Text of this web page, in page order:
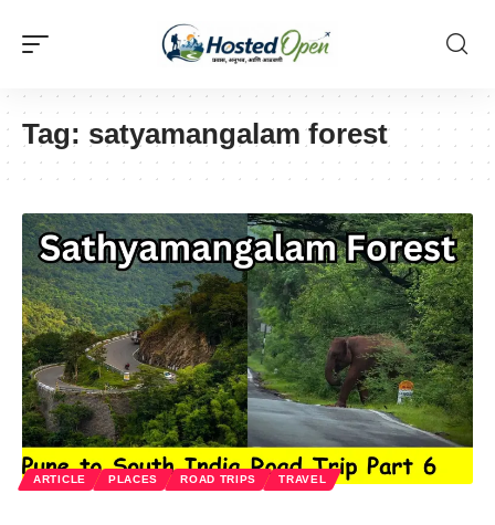
Tag: satyamangalam forest
ARTICLE PLACES ROAD TRIPS TRAVEL